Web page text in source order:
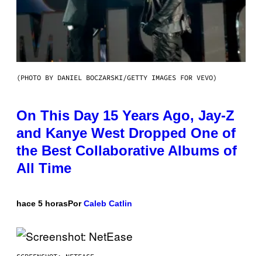
(PHOTO BY DANIEL BOCZARSKI/GETTY IMAGES FOR VEVO)
On This Day 15 Years Ago, Jay-Z
and Kanye West Dropped One of
the Best Collaborative Albums of
All Time
hace 5 horasPorCaleb Catlin